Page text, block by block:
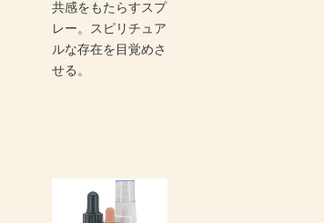
共感をもたらすスプ
レー。スピリチュア
ルな存在を目覚めさ
せる。